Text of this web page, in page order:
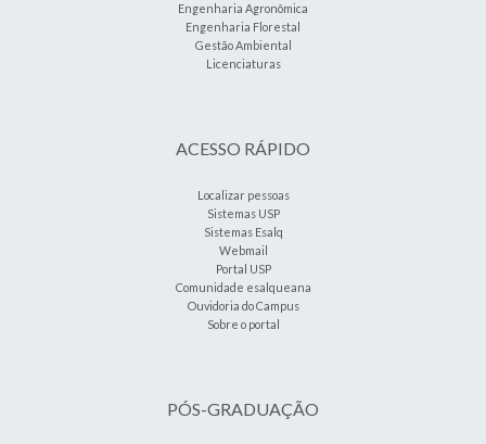
Engenharia Agronômica
Engenharia Florestal
Gestão Ambiental
Licenciaturas
ACESSO RÁPIDO
Localizar pessoas
Sistemas USP
Sistemas Esalq
Webmail
Portal USP
Comunidade esalqueana
Ouvidoria do Campus
Sobre o portal
PÓS-GRADUAÇÃO